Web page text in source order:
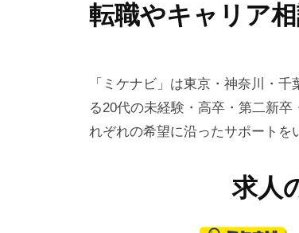
転職やキャリア
「ミケナビ」は東京・神奈川・
る20代の未経験・高卒・第二新
れぞれの希望に沿ったサポートを
求人